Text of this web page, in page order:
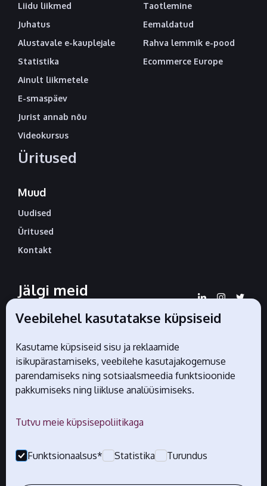
Liidu liikmed
Juhatus
Alustavale e-kauplejale
Statistika
Ainult liikmetele
E-smaspäev
Jurist annab nõu
Videokursus
Üritused
Taotlemine
Eemaldatud
Rahva lemmik e-pood
Ecommerce Europe
Muud
Uudised
Üritused
Kontakt
Jälgi meid
sotsiaalmeedias
Liidu ametlikud partnerid
Veebilehel kasutatakse küpsiseid
Kasutame küpsiseid sisu ja reklaamide
isikupärastamiseks, veebilehe kasutajakogemuse
parendamiseks ning sotsiaalsmeedia funktsioonide
pakkumiseks ning liikluse analüüsimiseks.
Tutvu meie küpsisepoliitikaga
Funktsionaalsus* Statistika Turundus